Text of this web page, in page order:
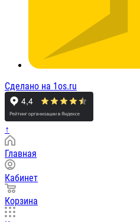
Сделано на 1os.ru
↑
Главная
Кабинет
Корзина